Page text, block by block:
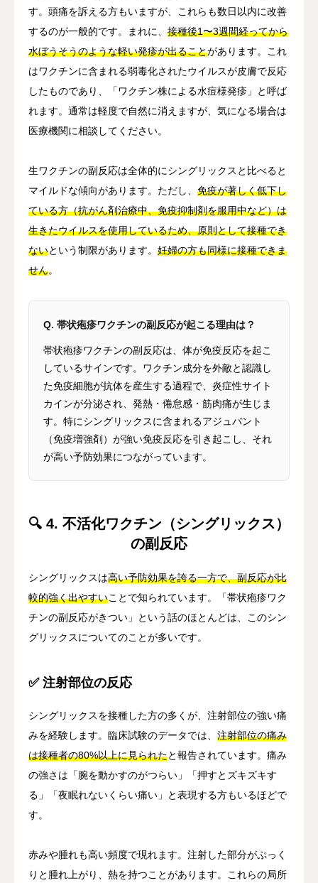
す。頭痛を訴える方もいますが、これらも数日以内に改善
するのが一般的です。まれに、 接種後1〜3週間経ってから
水ぼうそうのような軽い発疹が出ることがあります。これ
はワクチンに含まれる弱毒化されたウイルスが皮膚で反応
したものであり、「ワクチン株による水痘様発疹」と呼ば
れます。通常は軽度で自然に消えますが、気になる場合は
医療機関に相談してください。
生ワクチンの副反応は全体的にシングリックスと比べると
マイルドな傾向があります。ただし、 免疫が著しく低下し
ている方（抗がん剤治療中、免疫抑制剤を服用中など）は
生きたウイルスを使用しているため、原則として接種でき
ないという制限があります。 妊婦の方も同様に接種できま
せん。
Q. 帯状疱疹ワクチンの副反応が起こる理由は？
帯状疱疹ワクチンの副反応は、体が免疫反応を起こ
しているサインです。ワクチン成分を外敵と認識し
た免疫細胞が抗体を産生する過程で、炎症性サイト
カインが分泌され、発熱・倦怠感・筋肉痛が生じま
す。特にシングリックスに含まれるアジュバント
（免疫増強剤）が強い免疫反応を引き起こし、それ
が高い予防効果につながっています。
🔍 4. 不活化ワクチン（シングリックス）
の副反応
シングリックスは高い予防効果を誇る一方で、副反応が比
較的強く出やすいことで知られています。「帯状疱疹ワク
チンの副反応がきつい」という話のほとんどは、このシン
グリックスについてのことが多いです。
✅ 注射部位の反応
シングリックスを接種した方の多くが、注射部位の強い痛
みを経験します。臨床試験のデータでは、 注射部位の痛み
は接種者の80%以上に見られたと報告されています。痛み
の強さは「腕を動かすのがつらい」「押すとズキズキす
る」「夜眠れないくらい痛い」と表現する方もいるほどで
す。
赤みや腫れも高い頻度で現れます。注射した部分がぷっく
りと腫れ上がり、熱を持つことがあります。これらの局所